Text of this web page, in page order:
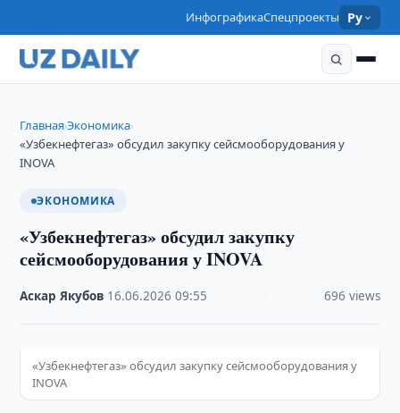
ИнфографикаСпецпроекты Ру
Главная›Экономика›
«Узбекнефтегаз» обсудил закупку сейсмооборудования у
INOVA
ЭКОНОМИКА
«Узбекнефтегаз» обсудил закупку
сейсмооборудования у INOVA
Аскар Якубов 16.06.2026 ·09:55 696 views
«Узбекнефтегаз» обсудил закупку сейсмооборудования у
INOVA